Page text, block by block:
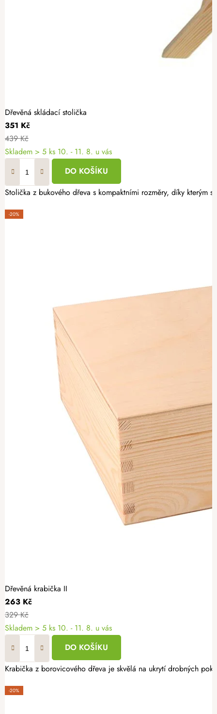
Dřevěná skládací stolička
351 Kč
439 Kč
Skladem > 5 ks 10. - 11. 8. u vás
DO KOŠÍKU
Stolička z bukového dřeva s kompaktními rozměry, díky kterým
-20%
Dřevěná krabička II
263 Kč
329 Kč
Skladem > 5 ks 10. - 11. 8. u vás
DO KOŠÍKU
Krabička z borovicového dřeva je skvělá na ukrytí drobných
-20%